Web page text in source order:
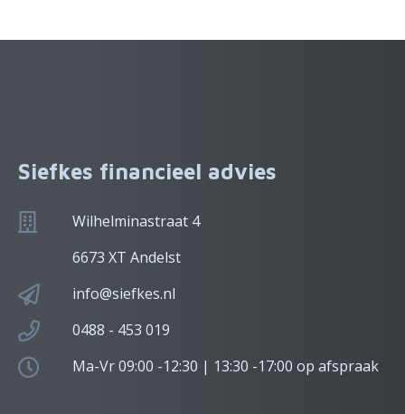
Siefkes financieel advies
Wilhelminastraat 4
6673 XT Andelst
info@siefkes.nl
0488 - 453 019
Ma-Vr 09:00 -12:30 | 13:30 -17:00 op afspraak